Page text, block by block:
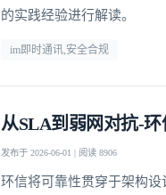
的实践经验进行解读。
im即时通讯,安全合规
从SLA到弱网对抗-
发布于 2026-06-01 | 阅读 8906
环信将可靠性贯穿于架构